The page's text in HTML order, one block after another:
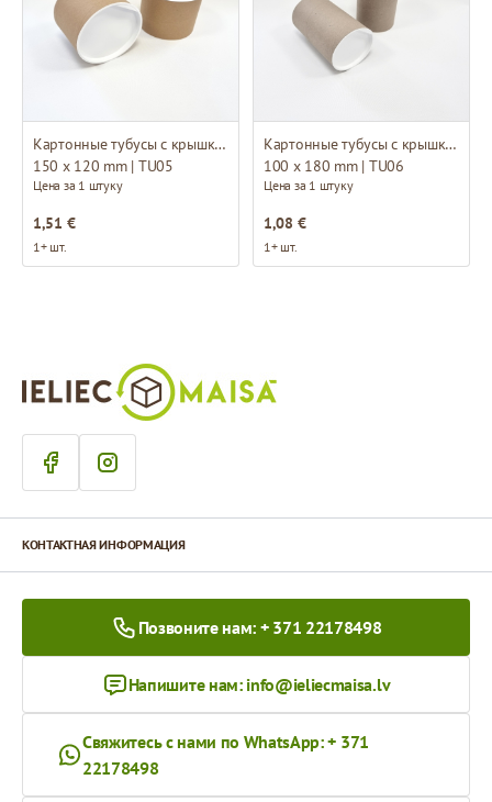
Картонные тубусы с крышками
150 x 120 mm | TU05
Цена за 1 штуку
1,51 €
1+ шт.
Картонные тубусы с крышками
100 x 180 mm | TU06
Цена за 1 штуку
1,08 €
1+ шт.
КОНТАКТНАЯ ИНФОРМАЦИЯ
Позвоните нам: + 371 22178498
Напишите нам: info@ieliecmaisa.lv
Свяжитесь с нами по WhatsApp: + 371
22178498